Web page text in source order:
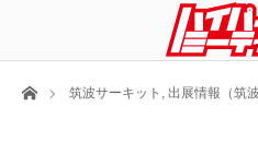
ホーム筑波サーキット , 出展情報（筑波